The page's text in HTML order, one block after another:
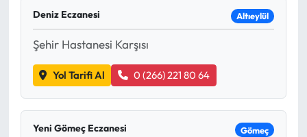
Deniz Eczanesi Altıeylül
Şehir Hastanesi Karşısı
Yol Tarifi Al 0 (266) 221 80 64
Yeni Gömeç Eczanesi Gömeç
Oğuzlar Haberleri
Ortaköy Haberleri
Osmancık Haberleri